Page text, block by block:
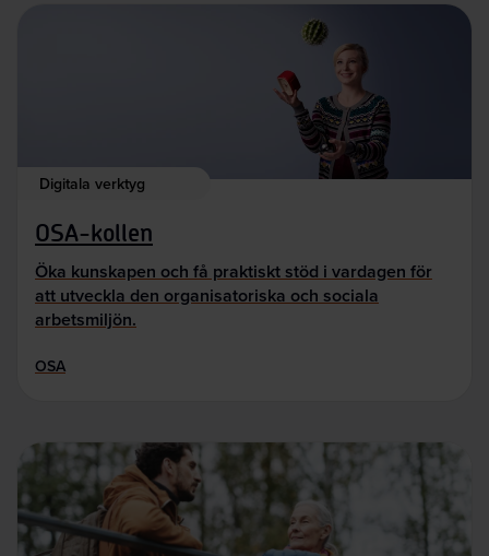
Digitala verktyg
OSA-kollen
Öka kunskapen och få praktiskt stöd i vardagen för
att utveckla den organisatoriska och sociala
arbetsmiljön.
OSA